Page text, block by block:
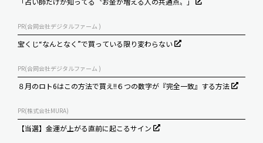
PR(合同会社デジタルファーム )
宝くじ“なんとなく”で買っている限り変わらない
PR(合同会社デジタルファーム )
８月のロト6はこの方法で買え!!６つの数字が『完全一致』する方法
PR(株式会社MURA)
【当選】金運が上がる直前に起こるサイン